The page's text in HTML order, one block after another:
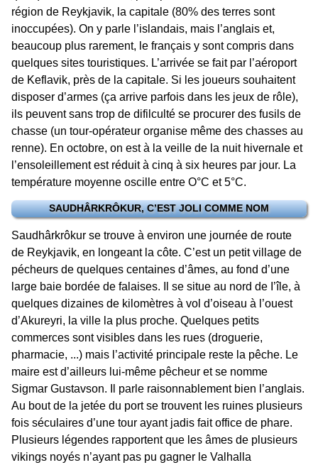
région de Reykjavik, la capitale (80% des terres sont
inoccupées). On y parle l’islandais, mais l’anglais et,
beaucoup plus rarement, le français y sont compris dans
quelques sites touristiques. L’arrivée se fait par l’aéroport
de Keflavik, près de la capitale. Si les joueurs souhaitent
disposer d’armes (ça arrive parfois dans les jeux de rôle),
ils peuvent sans trop de difilculté se procurer des fusils de
chasse (un tour-opérateur organise même des chasses au
renne). En octobre, on est à la veille de la nuit hivernale et
l’ensoleillement est réduit à cinq à six heures par jour. La
température moyenne oscille entre O°C et 5°C.
SAUDHÂRKRÔKUR, C’EST JOLI COMME NOM
Saudhârkrôkur se trouve à environ une journée de route
de Reykjavik, en longeant la côte. C’est un petit village de
pécheurs de quelques centaines d’âmes, au fond d’une
large baie bordée de falaises. Il se situe au nord de I’île, à
quelques dizaines de kilomètres à vol d’oiseau à l’ouest
d’Akureyri, la ville la plus proche. Quelques petits
commerces sont visibles dans les rues (droguerie,
pharmacie, ...) mais l’activité principale reste la pêche. Le
maire est d’ailleurs lui-même pêcheur et se nomme
Sigmar Gustavson. Il parle raisonnablement bien l’anglais.
Au bout de la jetée du port se trouvent les ruines plusieurs
fois séculaires d’une tour ayant jadis fait office de phare.
Plusieurs légendes rapportent que les âmes de plusieurs
vikings noyés n’ayant pas pu gagner le Valhalla